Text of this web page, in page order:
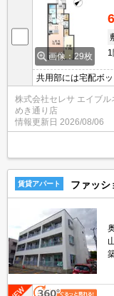
画像：29枚
1
共用部には宅配ボ
ングで荷物を受け
要・エアコン2台な
ない人が来た時で
ンターホンが付い
株式会社セレサ エイブル
めき通り店
情報更新日 2026/08/06
賃貸アパート ファッシ